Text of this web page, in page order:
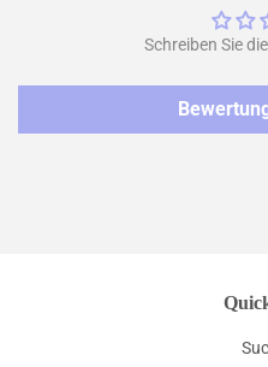
Schreiben Sie